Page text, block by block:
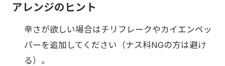
アレンジのヒント
辛さが欲しい場合はチリフレークやカイエンペッ
パーを追加してください（ナス科NGの方は避け
る）。